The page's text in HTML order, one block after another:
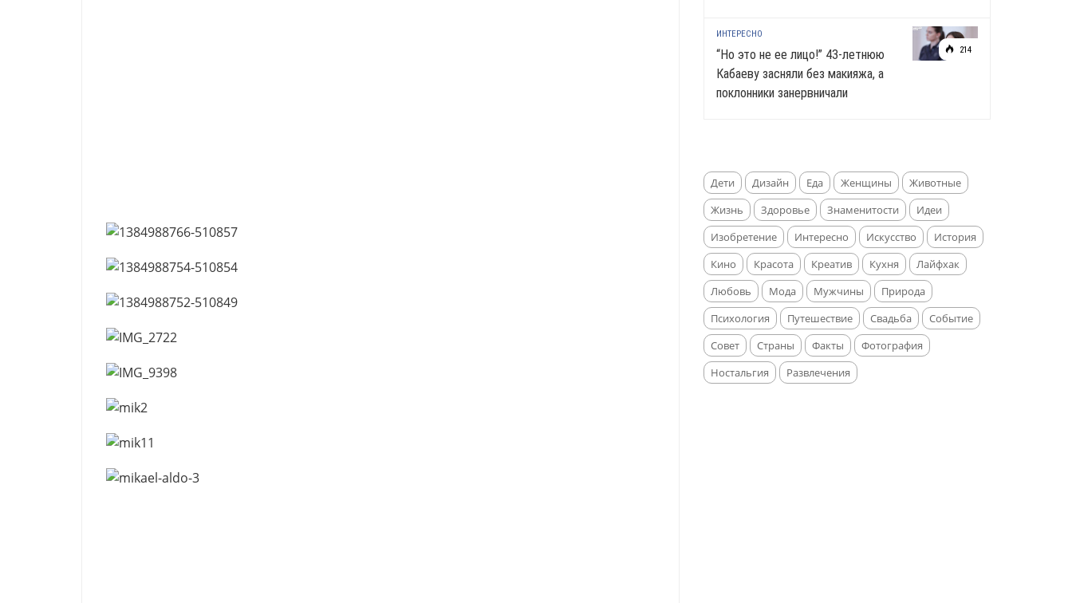
214
ИНТЕРЕСНО
“Но это не ее лицо!” 43-летнюю
Кабаеву засняли без макияжа, а
поклонники занервничали
Дети Дизайн Еда Женщины
Животные
Жизнь
Здоровье Знаменитости
Идеи
Изобретение
Интересно Искусство
История
Кино
Красота Креатив Кухня
Лайфхак
Любовь
Мода Мужчины
Природа
Психология
Путешествие Свадьба
Событие
Совет
Страны Факты
Фотография
Ностальгия
Развлечения